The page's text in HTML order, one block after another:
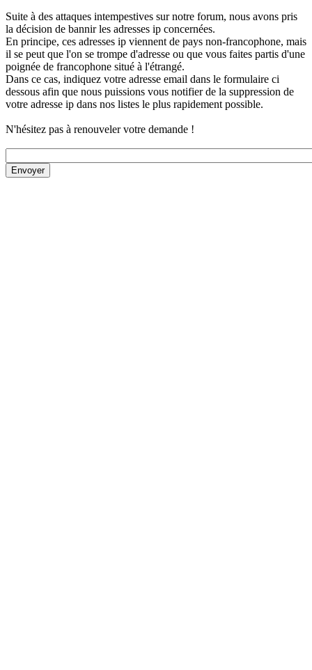
Suite à des attaques intempestives sur notre forum, nous avons pris
la décision de bannir les adresses ip concernées.
En principe, ces adresses ip viennent de pays non-francophone, mais
il se peut que l'on se trompe d'adresse ou que vous faites partis d'une
poignée de francophone situé à l'étrangé.
Dans ce cas, indiquez votre adresse email dans le formulaire ci
dessous afin que nous puissions vous notifier de la suppression de
votre adresse ip dans nos listes le plus rapidement possible.
N'hésitez pas à renouveler votre demande !